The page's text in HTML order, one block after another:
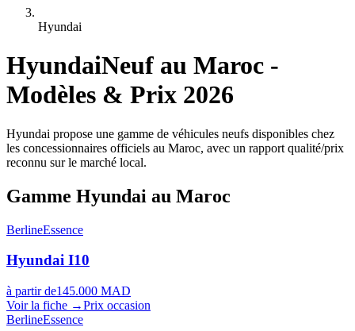
Hyundai
HyundaiNeuf au Maroc -
Modèles & Prix 2026
Hyundai propose une gamme de véhicules neufs disponibles chez
les concessionnaires officiels au Maroc, avec un rapport qualité/prix
reconnu sur le marché local.
Gamme Hyundai au Maroc
BerlineEssence
Hyundai I10
à partir de145.000 MAD
Voir la fiche →Prix occasion
BerlineEssence